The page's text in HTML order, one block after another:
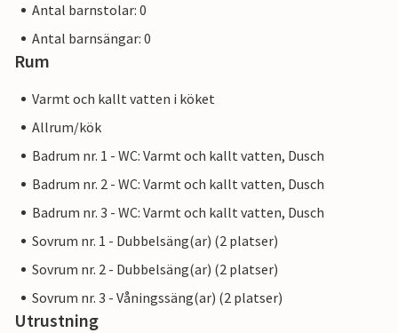
Antal barnstolar: 0
Antal barnsängar: 0
Rum
Varmt och kallt vatten i köket
Allrum/kök
Badrum nr. 1 - WC: Varmt och kallt vatten, Dusch
Badrum nr. 2 - WC: Varmt och kallt vatten, Dusch
Badrum nr. 3 - WC: Varmt och kallt vatten, Dusch
Sovrum nr. 1 - Dubbelsäng(ar) (2 platser)
Sovrum nr. 2 - Dubbelsäng(ar) (2 platser)
Sovrum nr. 3 - Våningssäng(ar) (2 platser)
Utrustning